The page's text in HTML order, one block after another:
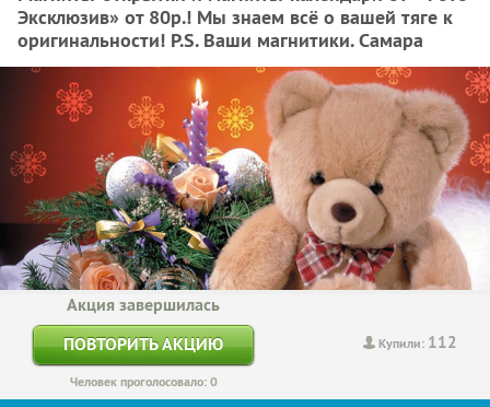
Эксклюзив» от 80р.! Мы знаем всё о вашей тяге к
оригинальности! P.S. Ваши магнитики. Самара
Купили: 112
Акция завершилась
ПОВТОРИТЬ АКЦИЮ
Человек проголосовало: 0